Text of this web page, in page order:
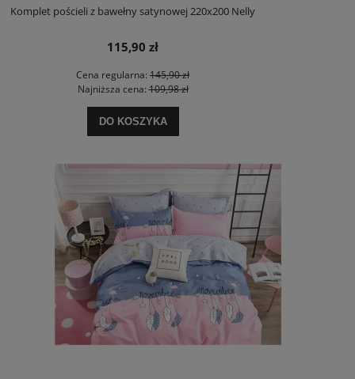
Komplet pościeli z bawełny satynowej 220x200 Nelly
115,90 zł
Cena regularna: 145,90 zł
Najniższa cena:109,98 zł
DO KOSZYKA